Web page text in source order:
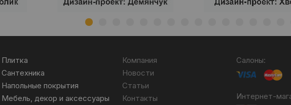
Плитка
Сантехника
Напольные покрытия
Мебель, декор и аксессуары
Компания
Новости
Статьи
Контакты
Салоны:
Интернет-